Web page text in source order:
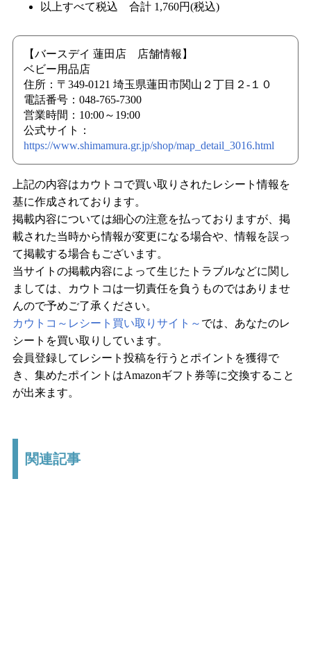
以上すべて税込 合計 1,760円(税込)
【バースデイ 蓮田店 店舗情報】
ベビー用品店
住所：〒349-0121 埼玉県蓮田市関山２丁目２-１０
電話番号：048-765-7300
営業時間：10:00～19:00
公式サイト：
https://www.shimamura.gr.jp/shop/map_detail_3016.html
上記の内容はカウトコで買い取りされたレシート情報を
基に作成されております。
掲載内容については細心の注意を払っておりますが、掲
載された当時から情報が変更になる場合や、情報を誤っ
て掲載する場合もございます。
当サイトの掲載内容によって生じたトラブルなどに関し
ましては、カウトコは一切責任を負うものではありませ
んので予めご了承ください。
カウトコ～レシート買い取りサイト～ では、あなたのレ
シートを買い取りしています。
会員登録してレシート投稿を行うとポイントを獲得で
き、集めたポイントはAmazonギフト券等に交換すること
が出来ます。
関連記事